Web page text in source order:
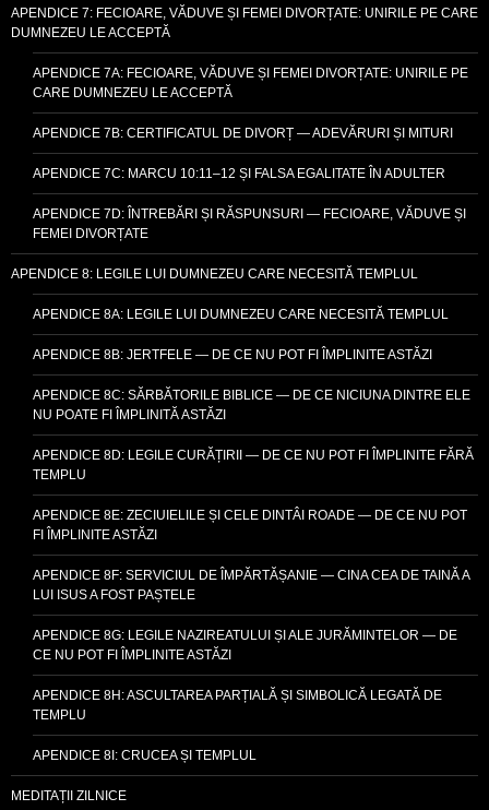
APENDICE 7: FECIOARE, VĂDUVE ȘI FEMEI DIVORȚATE: UNIRILE PE CARE
DUMNEZEU LE ACCEPTĂ
APENDICE 7A: FECIOARE, VĂDUVE ȘI FEMEI DIVORȚATE: UNIRILE PE
CARE DUMNEZEU LE ACCEPTĂ
APENDICE 7B: CERTIFICATUL DE DIVORȚ — ADEVĂRURI ȘI MITURI
APENDICE 7C: MARCU 10:11–12 ȘI FALSA EGALITATE ÎN ADULTER
APENDICE 7D: ÎNTREBĂRI ȘI RĂSPUNSURI — FECIOARE, VĂDUVE ȘI
FEMEI DIVORȚATE
APENDICE 8: LEGILE LUI DUMNEZEU CARE NECESITĂ TEMPLUL
APENDICE 8A: LEGILE LUI DUMNEZEU CARE NECESITĂ TEMPLUL
APENDICE 8B: JERTFELE — DE CE NU POT FI ÎMPLINITE ASTĂZI
APENDICE 8C: SĂRBĂTORILE BIBLICE — DE CE NICIUNA DINTRE ELE
NU POATE FI ÎMPLINITĂ ASTĂZI
APENDICE 8D: LEGILE CURĂȚIRII — DE CE NU POT FI ÎMPLINITE FĂRĂ
TEMPLU
APENDICE 8E: ZECIUIELILE ȘI CELE DINTÂI ROADE — DE CE NU POT
FI ÎMPLINITE ASTĂZI
APENDICE 8F: SERVICIUL DE ÎMPĂRTĂȘANIE — CINA CEA DE TAINĂ A
LUI ISUS A FOST PAȘTELE
APENDICE 8G: LEGILE NAZIREATULUI ȘI ALE JURĂMINTELOR — DE
CE NU POT FI ÎMPLINITE ASTĂZI
APENDICE 8H: ASCULTAREA PARȚIALĂ ȘI SIMBOLICĂ LEGATĂ DE
TEMPLU
APENDICE 8I: CRUCEA ȘI TEMPLUL
MEDITAȚII ZILNICE